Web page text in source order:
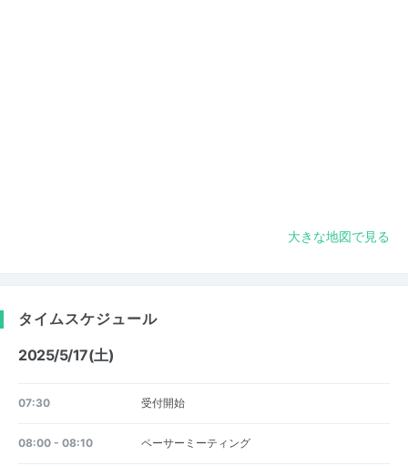
大きな地図で見る
タイムスケジュール
2025/5/17(土)
07:30 受付開始
08:00 - 08:10 ペーサーミーティング